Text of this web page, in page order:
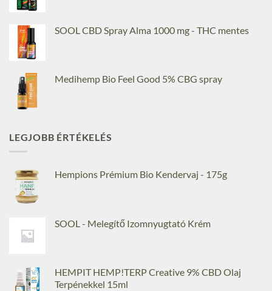
SOOL CBD Spray Alma 1000 mg - THC mentes
Medihemp Bio Feel Good 5% CBG spray
LEGJOBB ÉRTÉKELÉS
Hempions Prémium Bio Kendervaj - 175g
SOOL - Melegítő Izomnyugtató Krém
HEMPIT HEMP!TERP Creative 9% CBD Olaj
Terpénekkel 15ml